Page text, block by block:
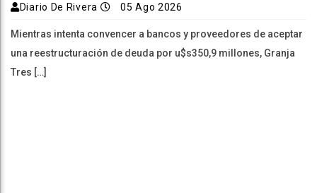
Diario De Rivera 05 Ago 2026
Mientras intenta convencer a bancos y proveedores de aceptar
una reestructuración de deuda por u$s350,9 millones, Granja
Tres […]